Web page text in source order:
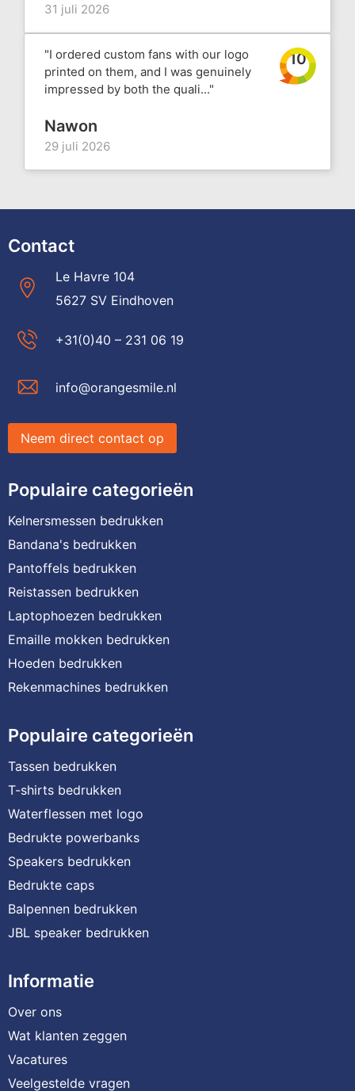
31 juli 2026
"I ordered custom fans with our logo
printed on them, and I was genuinely
impressed by both the quali..."
10
Nawon
29 juli 2026
Contact
Le Havre 104
5627 SV Eindhoven
+31(0)40 – 231 06 19
info@orangesmile.nl
Neem direct contact op
Populaire categorieën
Kelnersmessen bedrukken
Bandana's bedrukken
Pantoffels bedrukken
Reistassen bedrukken
Laptophoezen bedrukken
Emaille mokken bedrukken
Hoeden bedrukken
Rekenmachines bedrukken
Populaire categorieën
Tassen bedrukken
T-shirts bedrukken
Waterflessen met logo
Bedrukte powerbanks
Speakers bedrukken
Bedrukte caps
Balpennen bedrukken
JBL speaker bedrukken
Informatie
Over ons
Wat klanten zeggen
Vacatures
Veelgestelde vragen